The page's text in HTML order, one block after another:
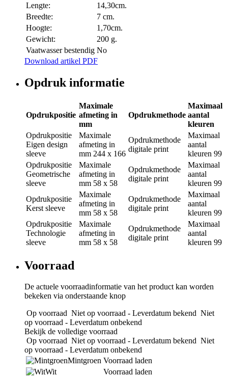
Lengte:
14,30cm.
Breedte:
7 cm.
Hoogte:
1,70cm.
Gewicht:
200 g.
Vaatwasser bestendig No
Download artikel PDF
Opdruk informatie
Opdrukpositie
Maximale
afmeting in
mm
Opdrukmethode
Maximaal
aantal
kleuren
Opdrukpositie
Eigen design
sleeve
Maximale
afmeting in
mm 244 x 166
Opdrukmethode
digitale print
Maximaal
aantal
kleuren 99
Opdrukpositie
Geometrische
sleeve
Maximale
afmeting in
mm 58 x 58
Opdrukmethode
digitale print
Maximaal
aantal
kleuren 99
Opdrukpositie
Kerst sleeve
Maximale
afmeting in
mm 58 x 58
Opdrukmethode
digitale print
Maximaal
aantal
kleuren 99
Opdrukpositie
Technologie
sleeve
Maximale
afmeting in
mm 58 x 58
Opdrukmethode
digitale print
Maximaal
aantal
kleuren 99
Voorraad
De actuele voorraadinformatie van het product kan worden
bekeken via onderstaande knop
Op voorraad Niet op voorraad - Leverdatum bekend Niet
op voorraad - Leverdatum onbekend
Bekijk de volledige voorraad
Op voorraad Niet op voorraad - Leverdatum bekend Niet
op voorraad - Leverdatum onbekend
Mintgroen Voorraad laden
Wit
Voorraad laden